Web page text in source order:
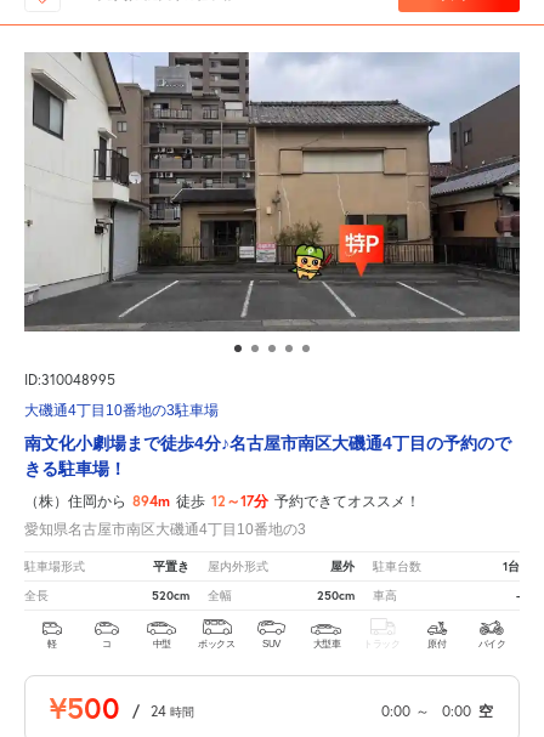
ID:310048995
大磯通4丁目10番地の3駐車場
南文化小劇場まで徒歩4分♪名古屋市南区大磯通4丁目の予約ので
きる駐車場！
（株）住岡から 894m 徒歩 12～17分 予約できてオススメ！
愛知県名古屋市南区大磯通4丁目10番地の3
駐車場形式 平置き 屋内外形式 屋外 駐車台数 1台
全長 520cm 全幅 250cm 車高 -
軽 コ 中型 ボックス SUV 大型車 トラック 原付 バイク
¥500 / 24 時間 0:00 ～ 0:00 空